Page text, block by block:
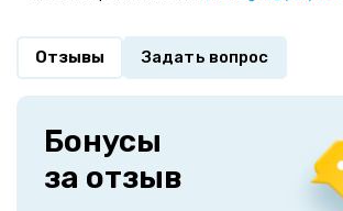
Отзывы Задать вопрос
Бонусы
за отзыв